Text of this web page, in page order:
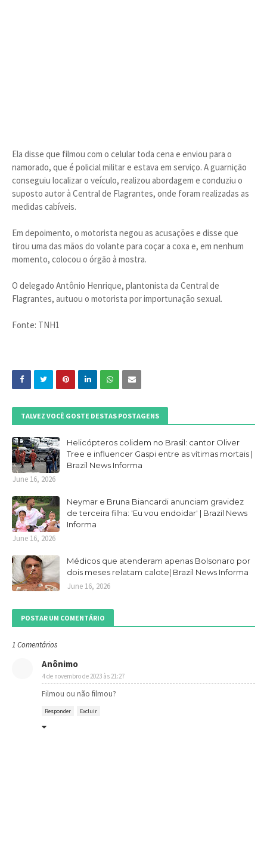
Ela disse que filmou com o celular toda cena e enviou para o
namorado, que é policial militar e estava em serviço. A guarnição
conseguiu localizar o veículo, realizou abordagem e conduziu o
suposto autor à Central de Flagrantes, onde foram realizadas as
medidas cabíveis.
Em depoimento, o motorista negou as acusações e disse que
tirou uma das mãos do volante para coçar a coxa e, em nenhum
momento, colocou o órgão à mostra.
O delegado Antônio Henrique, plantonista da Central de
Flagrantes, autuou o motorista por importunação sexual.
Fonte: TNH1
TALVEZ VOCÊ GOSTE DESTAS POSTAGENS
Helicópteros colidem no Brasil: cantor Oliver
Tree e influencer Gaspi entre as vítimas mortais |
Brazil News Informa
June 16, 2026
Neymar e Bruna Biancardi anunciam gravidez
de terceira filha: 'Eu vou endoidar' | Brazil News
Informa
June 16, 2026
Médicos que atenderam apenas Bolsonaro por
dois meses relatam calote| Brazil News Informa
June 16, 2026
POSTAR UM COMENTÁRIO
1 Comentários
Anônimo
4 de novembro de 2023 às 21:27
Filmou ou não filmou?
Responder Excluir